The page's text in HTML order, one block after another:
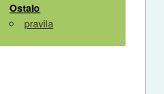
Ostalo
pravila